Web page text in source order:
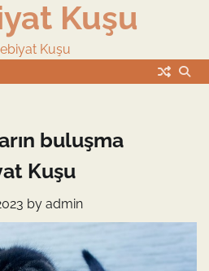
Kuşu
Kuşu
buluşma
Kuşu
by admin